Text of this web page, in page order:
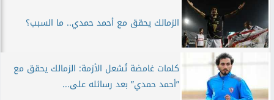
الزمالك يحقق مع أحمد حمدي.. ما السبب؟
كلمات غامضة تُشعل الأزمة: الزمالك يحقق مع
”أحمد حمدي” بعد رسائله على...